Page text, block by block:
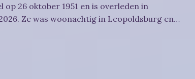
26 oktober 1951 en is overleden in
Ze was woonachtig in Leopoldsburg en